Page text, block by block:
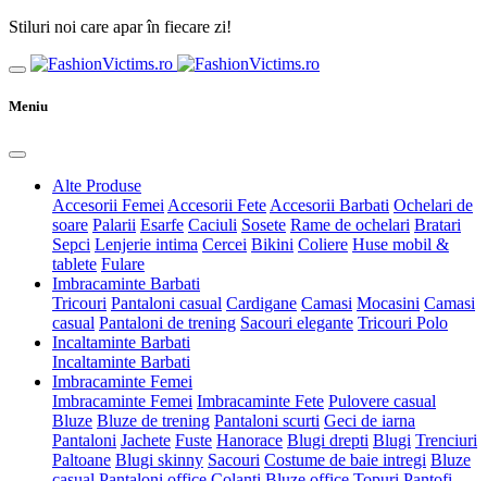
Stiluri noi care apar în fiecare zi!
Meniu
Alte Produse
Accesorii Femei Accesorii Fete Accesorii Barbati Ochelari de
soare Palarii Esarfe Caciuli Sosete Rame de ochelari Bratari
Sepci Lenjerie intima Cercei Bikini Coliere Huse mobil &
tablete Fulare
Imbracaminte Barbati
Tricouri Pantaloni casual Cardigane Camasi Mocasini Camasi
casual Pantaloni de trening Sacouri elegante Tricouri Polo
Incaltaminte Barbati
Incaltaminte Barbati
Imbracaminte Femei
Imbracaminte Femei Imbracaminte Fete Pulovere casual
Bluze Bluze de trening Pantaloni scurti Geci de iarna
Pantaloni Jachete Fuste Hanorace Blugi drepti Blugi Trenciuri
Paltoane Blugi skinny Sacouri Costume de baie intregi Bluze